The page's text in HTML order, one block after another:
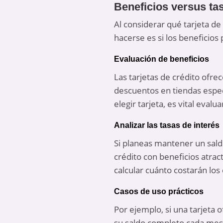
Beneficios versus
Al considerar qué tarjeta
hacerse es si los
Evaluación de beneficios
Las tarjetas de crédito
descuentos en tiendas
elegir tarjeta, es vital
Analizar las tasas de interés
Si planeas mantener un
crédito con beneficios
calcular cuánto costarán
Casos de uso prácticos
Por ejemplo, si una tarjeta